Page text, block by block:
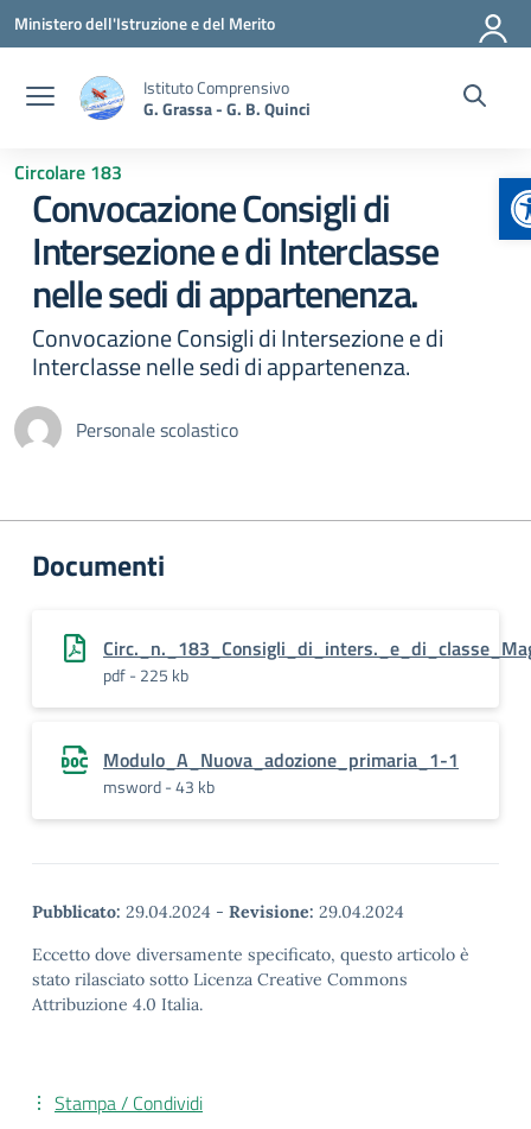
Vai ai contenuti
Vai al menu di navigazione
Vai al footer
Ministero dell'Istruzione e del Merito
Istituto Comprensivo
G. Grassa - G. B. Quinci
Circolare 183
Convocazione Consigli di
Intersezione e di Interclasse
nelle sedi di appartenenza.
Convocazione Consigli di Intersezione e di
Interclasse nelle sedi di appartenenza.
Personale scolastico
Documenti
pdf - 225 kb
Modulo_A_Nuova_adozione_primaria_1-1
msword - 43 kb
Pubblicato: 29.04.2024 - Revisione: 29.04.2024
Eccetto dove diversamente specificato, questo articolo è
stato rilasciato sotto Licenza Creative Commons
Attribuzione 4.0 Italia.
Stampa / Condividi